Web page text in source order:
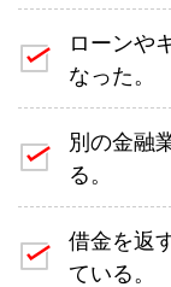
ローンや
なった。
別の金融
る。
借金を返
ている。